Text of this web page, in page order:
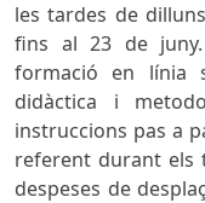
les tardes de
fins al 23 de
formació en línia
didàctica i
instruccions pas a
referent durant els
despeses de